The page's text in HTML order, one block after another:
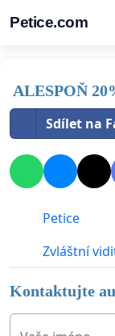
Petice.com
ALESPOŇ
Sdílet na
Petice
Zvláštní
Kontaktujte